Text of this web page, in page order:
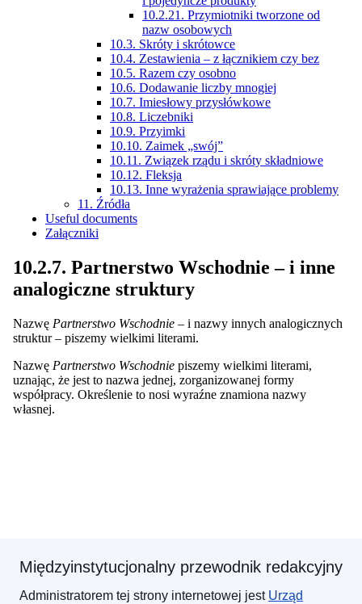
Międzyinstytucjonalny przewodnik redakcyjny
Administratorem tej strony internetowej jest Urząd